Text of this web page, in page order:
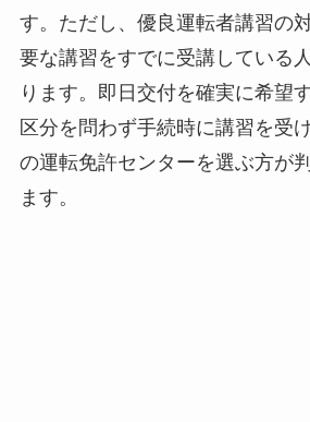
す。ただし、優良運転者講習の
要な講習をすでに受講している
ります。即日交付を確実に希望
区分を問わず手続時に講習を受
の運転免許センターを選ぶ方が
ます。